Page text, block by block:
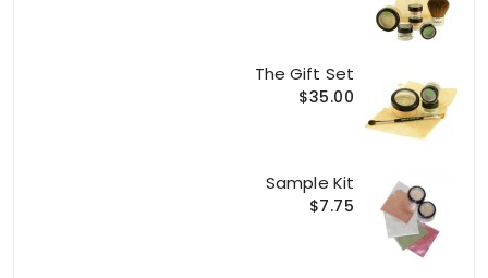
The Gift Set
$35.00
Sample Kit
$7.75